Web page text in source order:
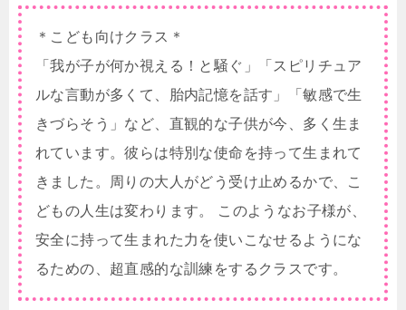
＊こども向けクラス＊
「我が子が何か視える！と騒ぐ」「スピリチュア
ルな言動が多くて、胎内記憶を話す」「敏感で生
きづらそう」など、直観的な子供が今、多く生ま
れています。彼らは特別な使命を持って生まれて
きました。周りの大人がどう受け止めるかで、こ
どもの人生は変わります。 このようなお子様が、
安全に持って生まれた力を使いこなせるようにな
るための、超直感的な訓練をするクラスです。